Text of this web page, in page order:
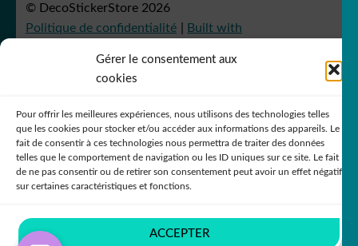
Gérer le consentement aux
cookies
Pour offrir les meilleures expériences, nous utilisons des technologies telles
que les cookies pour stocker et/ou accéder aux informations des appareils. Le
fait de consentir à ces technologies nous permettra de traiter des données
telles que le comportement de navigation ou les ID uniques sur ce site. Le fait
de ne pas consentir ou de retirer son consentement peut avoir un effet négatif
sur certaines caractéristiques et fonctions.
ACCEPTER
© DecoStickerStore 2026
Politique de confidentialité
Built with